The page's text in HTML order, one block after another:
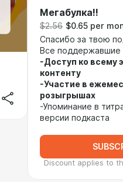
Мегабулка!!
$2.56 $0.65 per
Спасибо за твою
Все поддержавшие
-Доступ ко всему
контенту
-Участие в
розыгрышах
-Упоминание в
версии подкаста
Discount applies to